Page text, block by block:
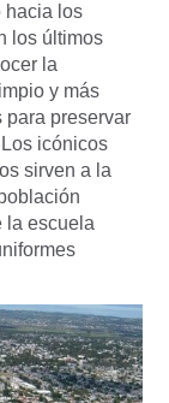
hacia los
los últimos
la
y más
para preservar
icónicos
sirven a la
la escuela